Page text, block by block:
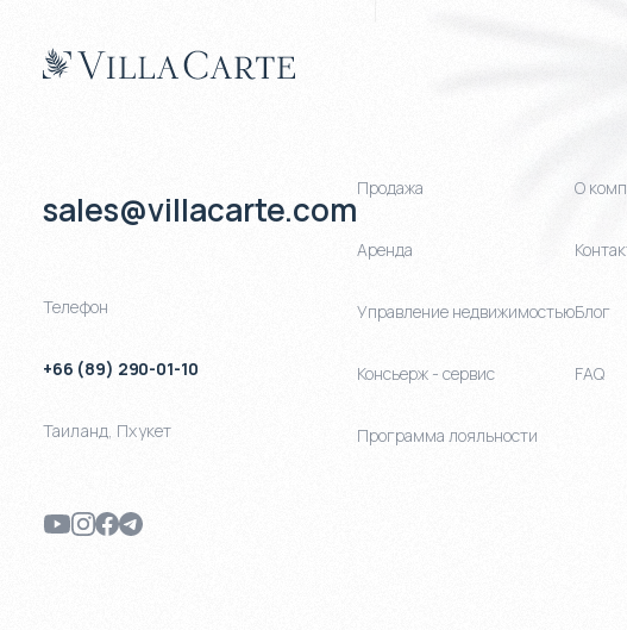
sales@villacarte.com
Телефон
+66 (89) 290-01-10
Таиланд, Пхукет
Продажа
Аренда
Управление недвижимостью
Консьерж - сервис
Программа лояльности
О
Блог
FAQ